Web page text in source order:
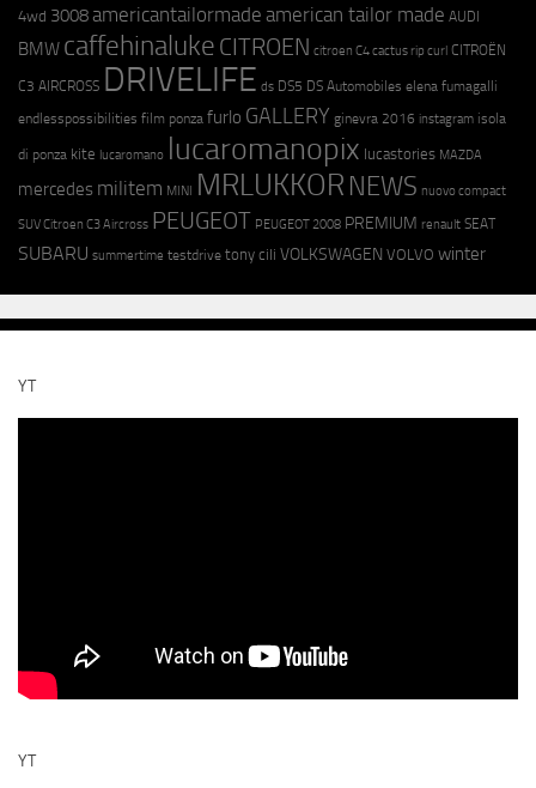
4wd 3008americantailormade american tailor made AUDI
BMW caffehinaluke CITROEN citroen C4 cactus rip curl CITROËN
C3 AIRCROSS DRIVELIFE ds DS5 DS Automobiles elena fumagalli
endlesspossibilities film ponza furlo GALLERY ginevra 2016 instagram isola
di ponza kite lucaromano lucaromanopix lucastories MAZDA
mercedes militem MINI MRLUKKOR NEWS nuovo compact
SUV Citroen C3 Aircross PEUGEOT PEUGEOT 2008 PREMIUM renault SEAT
SUBARU summertime testdrive tony cili VOLKSWAGEN VOLVO winter
YT
YT